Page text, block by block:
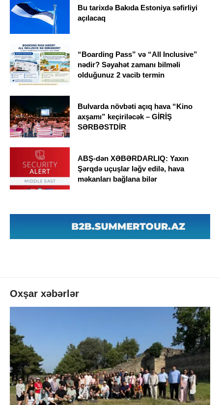
Bu tarixdə Bakıda Estoniya səfirliyi
açılacaq
“Boarding Pass” və “All Inclusive”
nədir? Səyahət zamanı bilməli
olduğunuz 2 vacib termin
Bulvarda növbəti açıq hava “Kino
axşamı” keçiriləcək – GİRİŞ
SƏRBƏSTDİR
ABŞ-dən XƏBƏRDARLIQ: Yaxın
Şərqdə uçuşlar ləğv edilə, hava
məkanları bağlana bilər
Oxşar xəbərlər